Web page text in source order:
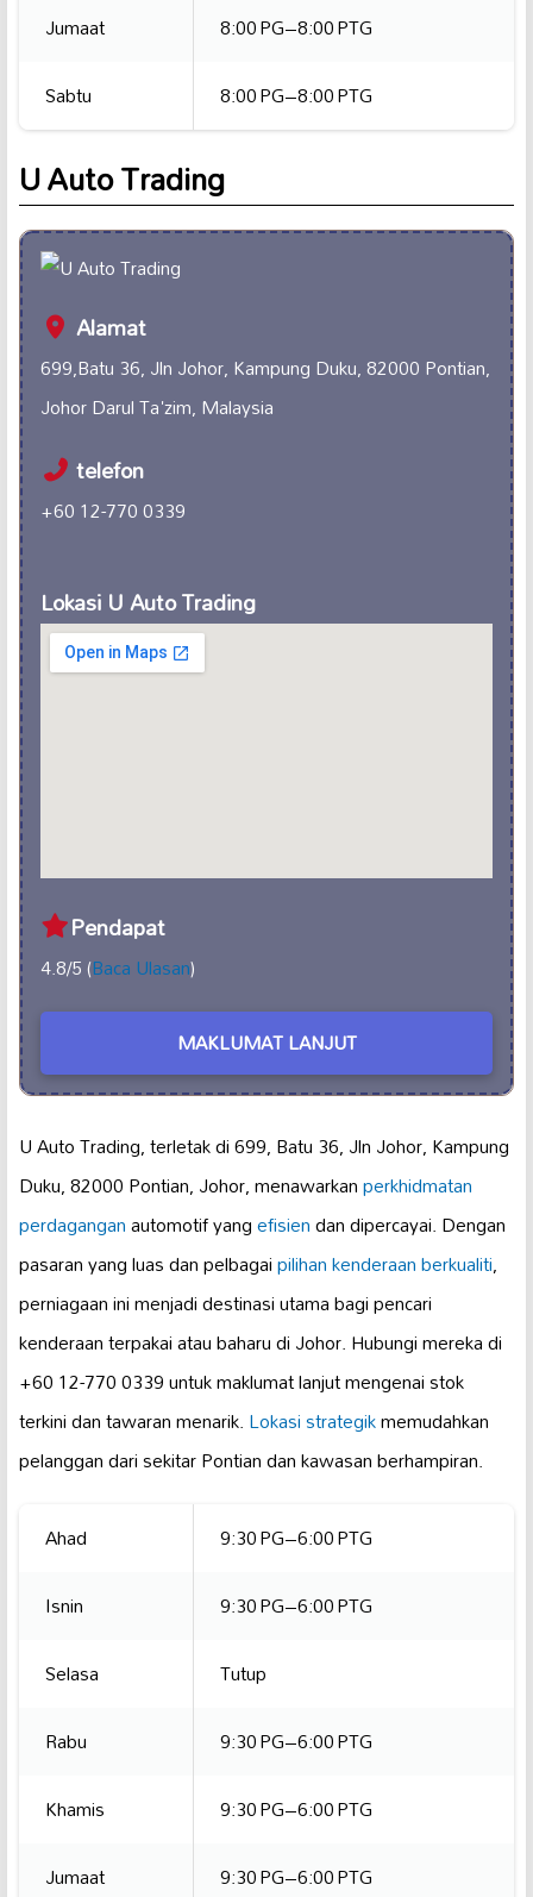
Jumaat
8:00 PG–8:00 PTG
Sabtu
8:00 PG–8:00 PTG
U Auto Trading
Alamat
699,Batu 36, Jln Johor, Kampung Duku, 82000 Pontian,
Johor Darul Ta'zim, Malaysia
telefon
+60 12-770 0339
Lokasi U Auto Trading
Pendapat
4.8/5 (Baca Ulasan)
MAKLUMAT LANJUT
U Auto Trading, terletak di 699, Batu 36, Jln Johor, Kampung
Duku, 82000 Pontian, Johor, menawarkanperkhidmatan
perdaganganautomotif yangefisiendan dipercayai. Dengan
pasaran yang luas dan pelbagaipilihan kenderaan berkualiti,
perniagaan ini menjadi destinasi utama bagi pencari
kenderaan terpakai atau baharu di Johor. Hubungi mereka di
+60 12-770 0339 untuk maklumat lanjut mengenai stok
terkini dan tawaran menarik.Lokasi strategikmemudahkan
pelanggan dari sekitar Pontian dan kawasan berhampiran.
Ahad
9:30 PG–6:00 PTG
Isnin
9:30 PG–6:00 PTG
Selasa
Tutup
Rabu
9:30 PG–6:00 PTG
Khamis
9:30 PG–6:00 PTG
Jumaat
9:30 PG–6:00 PTG